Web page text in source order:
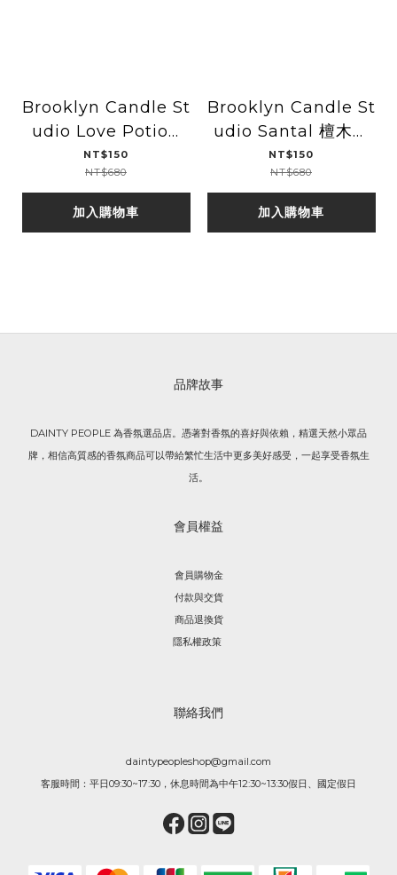
Brooklyn Candle St
udio Love Potion
鮮花香水旅行金罐香氛
蠟燭
NT$150
NT$680
加入購物車
Brooklyn Candle St
udio Santal 檀木旅
行金罐香氛蠟燭
NT$150
NT$680
加入購物車
品牌故事
DAINTY PEOPLE 為香氛選品店。憑著對香氛的喜好與依賴，精選天然小眾品
牌，相信高質感的香氛商品可以帶給繁忙生活中更多美好感受，一起享受香氛生
活。
會員權益
會員購物金
付款與交貨
商品退換貨
隱私權政策
聯絡我們
daintypeopleshop@gmail.com
客服時間：平日09:30~17:30，休息時間為中午12:30~13:30假日、國定假日